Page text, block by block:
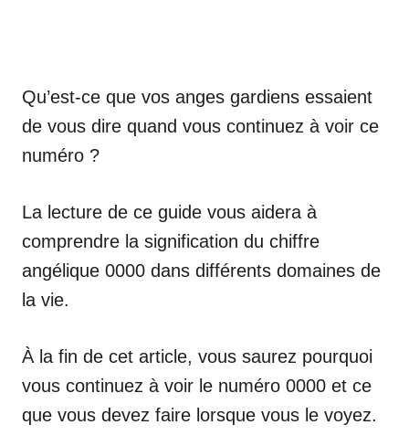
Qu’est-ce que vos anges gardiens essaient
de vous dire quand vous continuez à voir ce
numéro ?
La lecture de ce guide vous aidera à
comprendre la signification du chiffre
angélique 0000 dans différents domaines de
la vie.
À la fin de cet article, vous saurez pourquoi
vous continuez à voir le numéro 0000 et ce
que vous devez faire lorsque vous le voyez.